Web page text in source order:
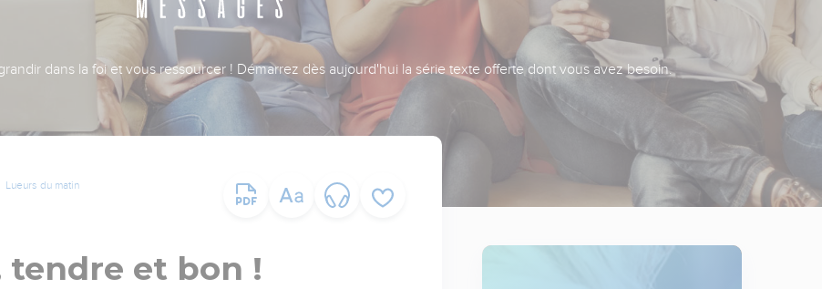
dans la foi et vous ressourcer ! Démarrez dès aujourd'hui la série texte offerte dont vous avez besoin.
Lueurs du matin
tendre et bon !